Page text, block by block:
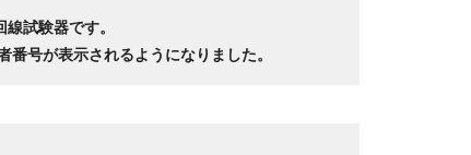
試験器です。
号が表示されるようになりました。